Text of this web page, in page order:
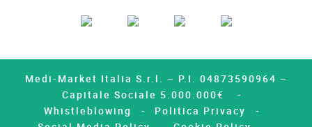
Medi-Market Italia S.r.l. – P.I. 04873590964 –
Capitale Sociale 5.000.000€
Whistleblowing
Politica Privacy